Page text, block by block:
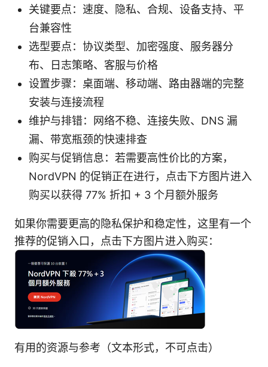
关键要点：速度、隐私、合规、设备支持、平
台兼容性
选型要点：协议类型、加密强度、服务器分
布、日志策略、客服与价格
设置步骤：桌面端、移动端、路由器端的完整
安装与连接流程
维护与排错：网络不稳、连接失败、DNS 漏
漏、带宽瓶颈的快速排查
购买与促销信息：若需要高性价比的方案，
NordVPN 的促销正在进行，点击下方图片进入
购买以获得 77% 折扣 + 3 个月额外服务
如果你需要更高的隐私保护和稳定性，这里有一个
推荐的促销入口，点击下方图片进入购买：
有用的资源与参考（文本形式，不可点击）